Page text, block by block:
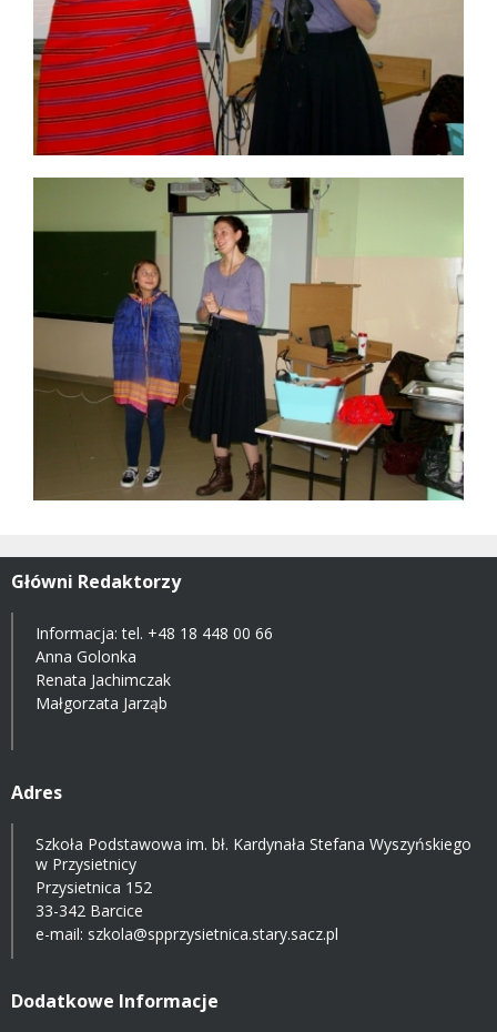
Główni Redaktorzy
Informacja: tel. +48 18 448 00 66
Anna Golonka
Renata Jachimczak
Małgorzata Jarząb
Adres
Szkoła Podstawowa im. bł. Kardynała Stefana Wyszyńskiego
w Przysietnicy
Przysietnica 152
33-342 Barcice
e-mail: szkola@spprzysietnica.stary.sacz.pl
Dodatkowe Informacje